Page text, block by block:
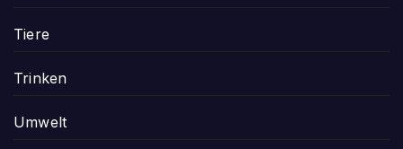
Tiere
Trinken
Umwelt